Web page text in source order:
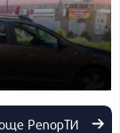
РепорТИ